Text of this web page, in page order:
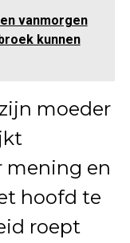
vanmorgen
kunnen
moeder
mening en
hoofd te
roept